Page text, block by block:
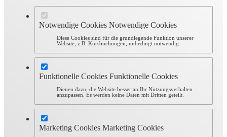
Notwendige Cookies Notwendige Cookies
Diese Cookies sind für die grundlegende Funktion unserer
Website, z.B. Kursbuchungen, unbedingt notwendig.
Funktionelle Cookies Funktionelle Cookies
Dienen dazu, die Website besser an Ihr Nutzungsverhalten
anzupassen. Es werden keine Daten mit Dritten geteilt.
Marketing Cookies Marketing Cookies